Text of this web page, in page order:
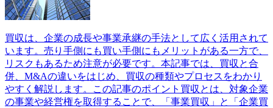
買収は、企業の成長や事業承継の手法として広く活用されて
います。売り手側にも買い手側にもメリットがある一方で、
リスクもあるため注意が必要です。本記事では、買収と合
併、M&Aの違いをはじめ、買収の種類やプロセスをわかり
やすく解説します。この記事のポイント買収とは、対象企業
の事業や経営権を取得することで、「事業買収」と「企業買